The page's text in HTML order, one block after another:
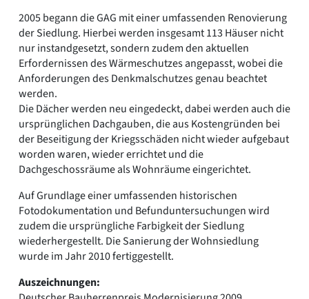
2005 begann die GAG mit einer umfassenden Renovierung
der Siedlung. Hierbei werden insgesamt 113 Häuser nicht
nur instandgesetzt, sondern zudem den aktuellen
Erfordernissen des Wärmeschutzes angepasst, wobei die
Anforderungen des Denkmalschutzes genau beachtet
werden.
Die Dächer werden neu eingedeckt, dabei werden auch die
ursprünglichen Dachgauben, die aus Kostengründen bei
der Beseitigung der Kriegsschäden nicht wieder aufgebaut
worden waren, wieder errichtet und die
Dachgeschossräume als Wohnräume eingerichtet.
Auf Grundlage einer umfassenden historischen
Fotodokumentation und Befunduntersuchungen wird
zudem die ursprüngliche Farbigkeit der Siedlung
wiederhergestellt. Die Sanierung der Wohnsiedlung
wurde im Jahr 2010 fertiggestellt.
Auszeichnungen: